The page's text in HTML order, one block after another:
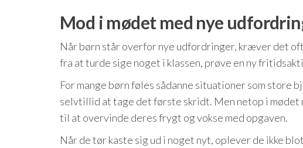
Mod i mødet med nye
Når børn står overfor nye udfordringer, kræver det
fra at turde sige noget i klassen, prøve en ny
For mange børn føles sådanne situationer som
selvtillid at tage det første skridt. Men netop i
til at overvinde deres frygt og vokse med opgaven.
Når de tør kaste sig ud i noget nyt, oplever de ikke